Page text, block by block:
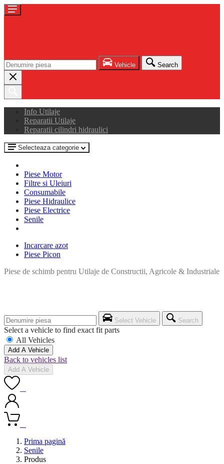
Vehicle Search
Info Utilaje
Reparatii Utilaje
Reparatii cilindri hidraulici
Selecteaza categorie
Piese Motor
Filtre si Uleiuri
Consumabile
Piese Hidraulice
Piese Electrice
Senile
Incarcare azot
Piese Picon
Piese de schimb pentru Utilaje de Constructii, Agricole & Industriale
Select Vehicle Search
Select a vehicle to find exact fit parts
All Vehicles
Add A Vehicle
Back to vehicles list
Add A Vehicle
Prima pagină
Senile
Produs